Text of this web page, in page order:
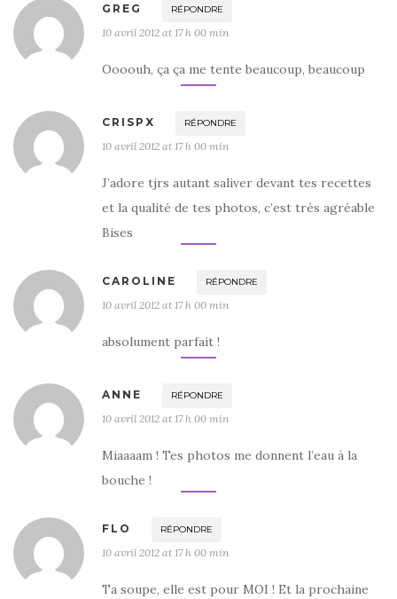
GREG RÉPONDRE
10 avril 2012 at 17 h 00 min
Oooouh, ça ça me tente beaucoup, beaucoup
CRISPX RÉPONDRE
10 avril 2012 at 17 h 00 min
J’adore tjrs autant saliver devant tes recettes
et la qualité de tes photos, c’est très agréable
Bises
CAROLINE RÉPONDRE
10 avril 2012 at 17 h 00 min
absolument parfait !
ANNE RÉPONDRE
10 avril 2012 at 17 h 00 min
Miaaaam ! Tes photos me donnent l’eau à la
bouche !
FLO RÉPONDRE
10 avril 2012 at 17 h 00 min
Ta soupe, elle est pour MOI ! Et la prochaine